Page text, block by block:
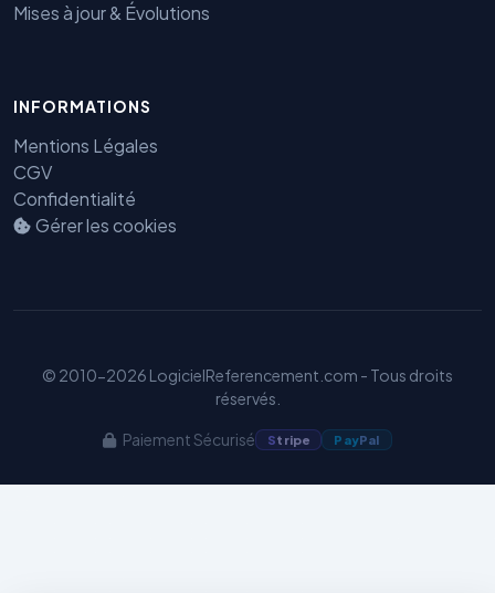
Mises à jour & Évolutions
INFORMATIONS
Mentions Légales
CGV
Confidentialité
Gérer les cookies
© 2010-2026 LogicielReferencement.com - Tous droits
réservés.
Paiement Sécurisé Stripe PayPal
Benjamin — Agent IA SEO &